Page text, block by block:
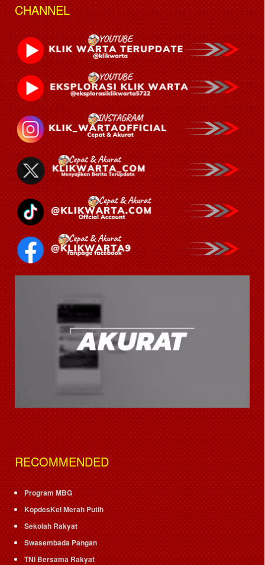
CHANNEL
RECOMMENDED
Program MBG
KopdesKel Merah Putih
Sekolah Rakyat
Swasembada Pangan
TNI Bersama Rakyat